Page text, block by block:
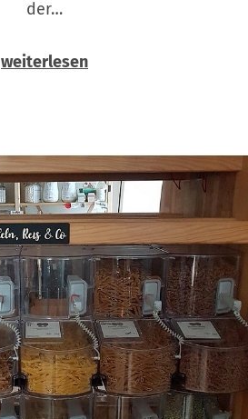
der…
weiterlesen